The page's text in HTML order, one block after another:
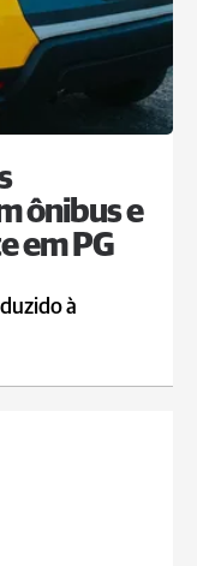
ônibus e
em PG
à